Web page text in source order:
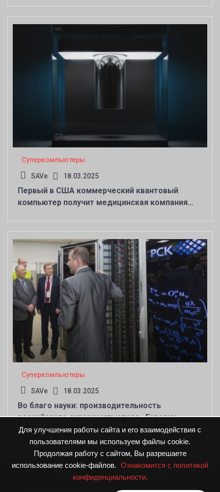
Для улучшения работы сайта и его взаимодействия с
пользователями мы используем файлы cookie.
Продолжая работу с сайтом, Вы разрешаете
использование cookie-файлов.
Ознакомится с политикой
конфиденциальности.
Суперкомпьютеры
SAVe 18.03.2025
Первый в США коммерческий квантовый
компьютер получит медицинская компания
Суперкомпьютеры
SAVe 18.03.2025
Во благо науки: производительность
российского суперкомпьютера «Говорун»
превысила 1 Пфлопс
© DPNnews.ru. Все права защищены
Предложения и пожелания направляйте по адресу